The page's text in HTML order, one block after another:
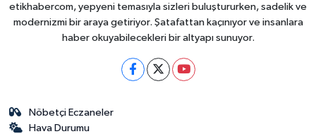
etikhabercom, yepyeni temasıyla sizleri buluştururken, sadelik ve
modernizmi bir araya getiriyor. Şatafattan kaçınıyor ve insanlara
haber okuyabilecekleri bir altyapı sunuyor.
Nöbetçi Eczaneler
Hava Durumu